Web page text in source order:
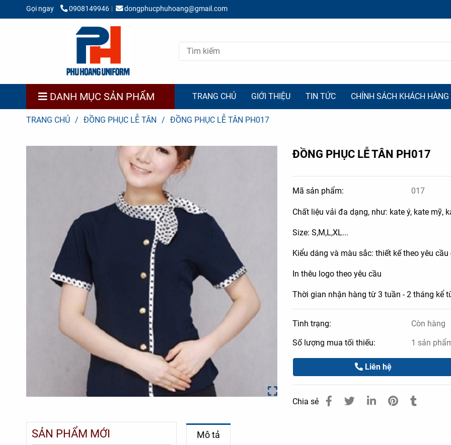
Gọi ngay 0908149946 dongphucphuhoang@gmail.com
DANH MỤC SẢN PHẨM TRANG CHỦ GIỚI THIỆU TIN TỨC CHÍNH SÁCH KHÁCH HÀNG
TRANG CHỦ / ĐỒNG PHỤC LỄ TÂN / ĐỒNG PHỤC LỄ TÂN PH017
ĐỒNG PHỤC LỄ TÂN PH017
Mã sản phẩm: 017
Chất liệu vải đa dạng, như: kate ý, kate mỹ,
Size: S,M,L,XL...
Kiểu dáng và màu sắc: thiết kế theo yêu
In thêu logo theo yêu cầu
Thời gian nhận hàng từ 3 tuần - 2 tháng kể
Tình trạng:
Còn hàng
Số lượng mua tối thiếu:
1 sản
Liên hệ
Chia sẻ
Mô tả
SẢN PHẨM MỚI